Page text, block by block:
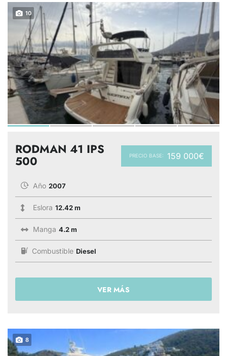
10
PRECIO BASE: 159 000€
RODMAN 41 IPS
500
Año 2007
Eslora 12.42 m
Manga 4.2 m
Combustible Diesel
VER MÁS
8